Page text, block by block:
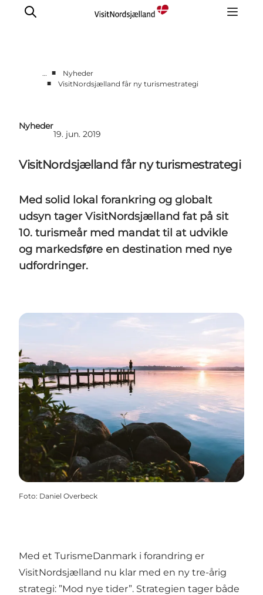
… ■
Nyheder
■
VisitNordsjælland får ny turismestrategi
Nyheder
19. jun. 2019
VisitNordsjælland får ny turismestrategi
Med solid lokal forankring og globalt
udsyn tager VisitNordsjælland fat på sit
10. turismeår med mandat til at udvikle
og markedsføre en destination med nye
udfordringer.
Foto: Daniel Overbeck
Med et TurismeDanmark i forandring er
VisitNordsjælland nu klar med en ny tre-årig
strategi: ”Mod nye tider”. Strategien tager både